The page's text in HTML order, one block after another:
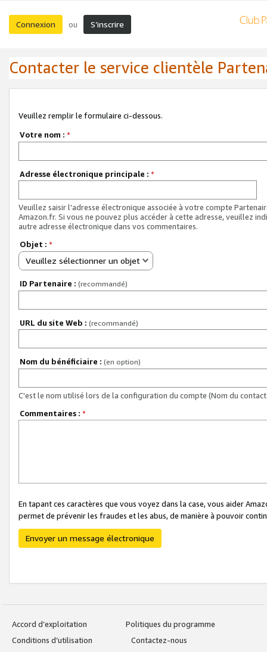
Connexion ou S’inscrire
Contacter le service clientèle
Veuillez remplir le formulaire ci-dessous.
Votre nom : *
Adresse électronique principale : *
Veuillez saisir l'adresse électronique associée à votre compte
Amazon.fr. Si vous ne pouvez plus accéder à cette adresse, veuillez
autre adresse électronique dans vos commentaires.
Objet : *
Veuillez sélectionner un objet
ID Partenaire : (recommandé)
URL du site Web : (recommandé)
Nom du bénéficiaire : (en option)
C'est le nom utilisé lors de la configuration du compte (Nom du
Commentaires : *
En tapant ces caractères que vous voyez dans la case, vous aider
permet de prévenir les fraudes et les abus, de manière à pouvoir
Envoyer un message électronique
Accord d’exploitation
Politiques du programme
Conditions d’utilisation
Contactez-nous